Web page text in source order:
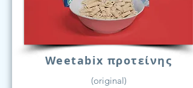
Weetabix προτείνης
(original)